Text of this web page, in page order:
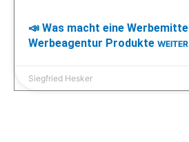
📣 Was macht eine
Werbeagentur Produkte
Siegfried Hesker